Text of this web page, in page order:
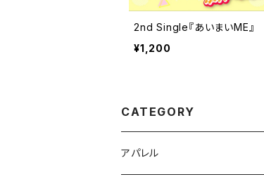
2nd Single『あいまいME』
¥1,200
CATEGORY
アパレル